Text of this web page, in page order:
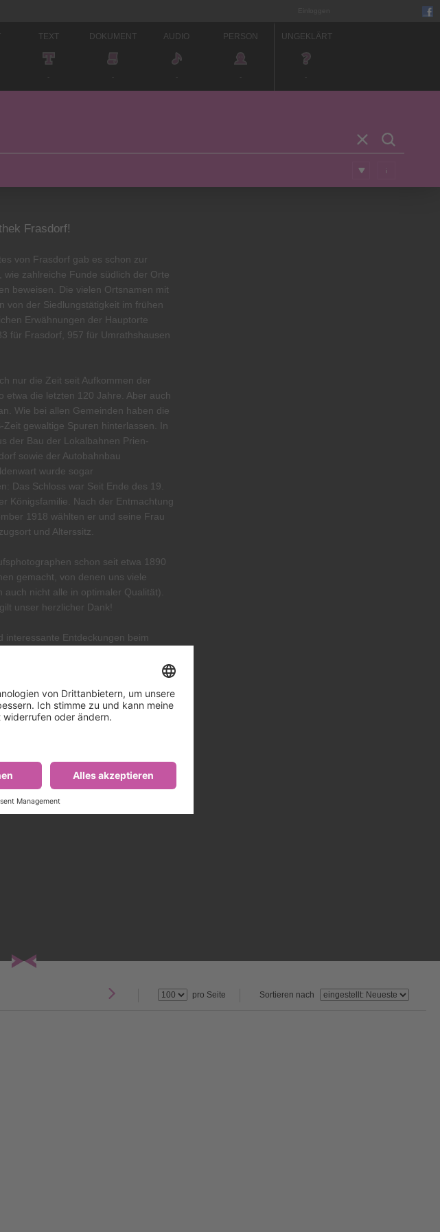
TEXT
-
DOKUMENT
-
AUDIO
-
PERSON
-
UNGEKLÄRT
-
i
Frasdorf!
von Frasdorf gab es schon zur
wie zahlreiche Funde südlich der Orte
beweisen. Die vielen Ortsnamen mit
von der Siedlungstätigkeit im frühen
Erwähnungen der Hauptorte
für Frasdorf, 957 für Umrathshausen
nur die Zeit seit Aufkommen der
etwa die letzten 120 Jahre. Aber auch
Wie bei allen Gemeinden haben die
gewaltige Spuren hinterlassen. In
der Bau der Lokalbahnen Prien-
sowie der Autobahnbau
wurde sogar
Das Schloss war Seit Ende des 19.
Königsfamilie. Nach der Entmachtung
1918 wählten er und seine Frau
und Alterssitz.
schon seit etwa 1890
gemacht, von denen uns viele
nicht alle in optimaler Qualität).
unser herzlicher Dank!
interessante Entdeckungen beim
pro Seite Sortieren nach